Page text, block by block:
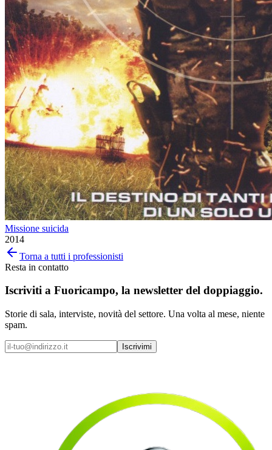
Missione suicida
2014
Torna a tutti i professionisti
Resta in contatto
Iscriviti a Fuoricampo, la newsletter del doppiaggio.
Storie di sala, interviste, novità del settore. Una volta al mese, niente
spam.
Iscrivimi